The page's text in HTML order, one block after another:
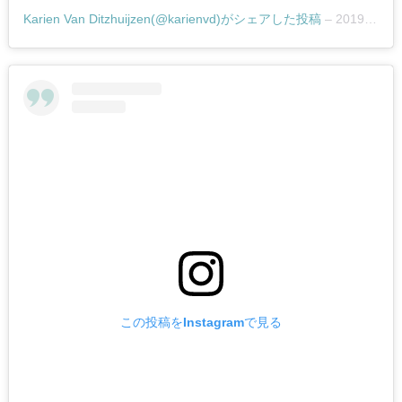
Karien Van Ditzhuijzen(@karienvd)がシェアした投稿 – 2019年12月月12日午後3時29分PST
この投稿をInstagramで見る